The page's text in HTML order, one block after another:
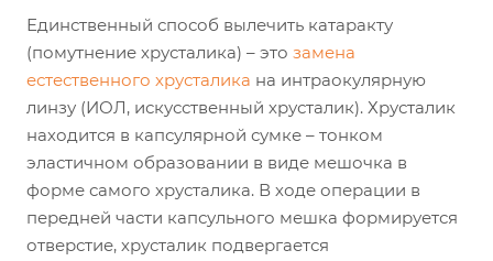
Единственный способ вылечить катаракту
(помутнение хрусталика) – это замена
естественного хрусталика на интраокулярную
линзу (ИОЛ, искусственный хрусталик). Хрусталик
находится в капсулярной сумке – тонком
эластичном образовании в виде мешочка в
форме самого хрусталика. В ходе операции в
передней части капсульного мешка формируется
отверстие, хрусталик подвергается